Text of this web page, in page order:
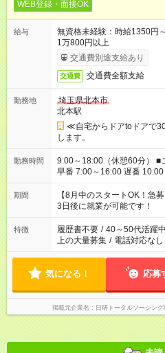
WEB登録・面接OK
給与
無資格未経験：時給1350
1万800円以上
交通費別途支給あり
交通費 交通費全額支給
勤務地
埼玉県北本市
北本駅
≪自宅からドアtoドアで
します。
勤務時間
9:00～18:00（休憩60分） ■ご希望があれば下記シフトもOK！
早番 7:00～16:00 遅番 10:00
族と休みを合わせたい」 「
「できれば残業はしたくな
ね。 ※Wワーク希望の方へ 今ご覧のお仕事で希望する勤務時間
と、もう1つのお仕事の勤務
合は応募できません。
期間
【8月中のスタートOK！急
3日後に就業が可能です！
特徴 履歴書不要 / 40～50代活躍中
上の大量募集 / 電話対応なし
気になる！ 応募
掲載元企業名 日研トータルソーシン